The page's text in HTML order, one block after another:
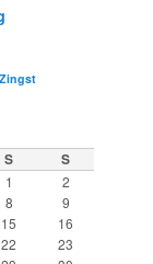
Zingst
S S
1
2
8
9
15
16
22
23